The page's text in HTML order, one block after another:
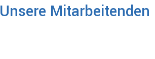
Unsere Mitarbeitenden